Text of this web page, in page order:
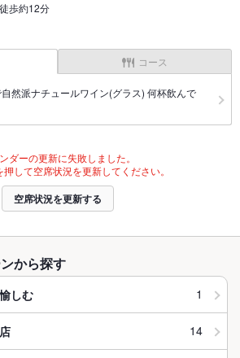
歩約12分
コース
然派ナチュールワイン(グラス) 何杯飲んで
ダーの更新に失敗しました。
して空席状況を更新してください。
空席状況を更新する
から探す
しむ 1
14